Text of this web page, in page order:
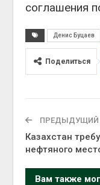
соглашения
Денис Буцаев
Поделиться
ПРЕДЫДУЩИЙ
Казахстан
нефтяного
Вам также